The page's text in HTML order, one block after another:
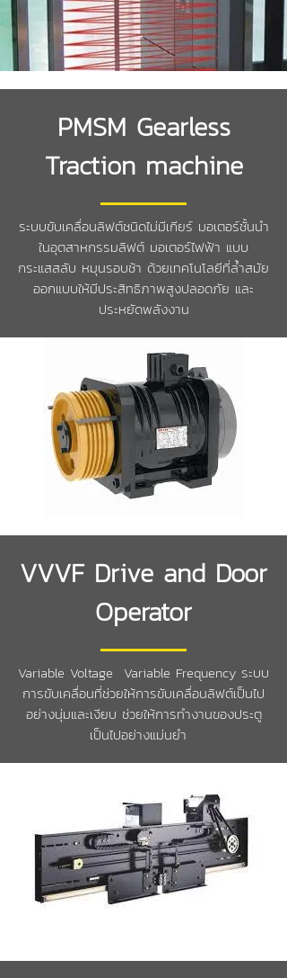
PMSM Gearless
Traction machine
ระบบขับเคลื่อนลิฟต์ชนิดไม่มีเกียร์ มอเตอร์ชั้นนำ
ในอุตสาหกรรมลิฟต์ มอเตอร์ไฟฟ้า แบบ
กระแสสลับ หมุนรอบช้า ด้วยเทคโนโลยีที่ล้ำสมัย
ออกแบบให้มีประสิทธิภาพสูงปลอดภัย และ
ประหยัดพลังงาน
VVVF Drive and Door
Operator
Variable Voltage Variable Frequency ระบบ
การขับเคลื่อนที่ช่วยให้การขับเคลื่อนลิฟต์เป็นไป
อย่างนุ่มและเงียบ ช่วยให้การทำงานของประตู
เป็นไปอย่างแม่นยำ